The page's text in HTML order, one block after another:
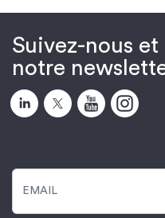
Suivez-nous
notre